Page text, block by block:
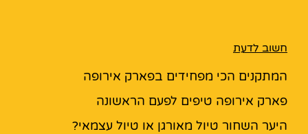
חשוב לדעת
המתקנים הכי מפחידים בפארק אירופה
פארק אירופה טיפים לפעם הראשונה
היער השחור טיול מאורגן או טיול עצמאי?